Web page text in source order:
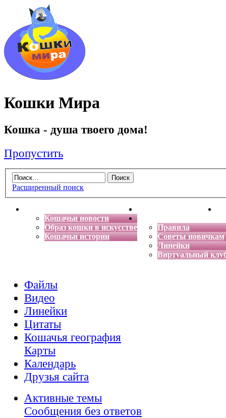
Кошки Мира
Кошка - душа твоего дома!
Пропустить
Расширенный поиск
Кошачьи новости
Образ кошки в искусстве
Кошачьи истории
Энциклопедия кошек
Правила
Советы новичкам
Линейки
Виртуальный
Файлы
Видео
Линейки
Цитаты
Кошачья география
Карты
Календарь
Друзья сайта
Активные темы
Сообщения без ответов